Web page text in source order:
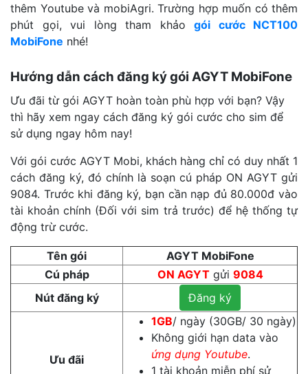
thêm Youtube và mobiAgri. Trường hợp muốn có thêm
phút gọi, vui lòng tham khảo gói cước NCT100
MobiFone nhé!
Hướng dẫn cách đăng ký gói AGYT MobiFone
Ưu đãi từ gói AGYT hoàn toàn phù hợp với bạn? Vậy
thì hãy xem ngay cách đăng ký gói cước cho sim để
sử dụng ngay hôm nay!
Với gói cước AGYT Mobi, khách hàng chỉ có duy nhất 1
cách đăng ký, đó chính là soạn cú pháp ON AGYT gửi
9084. Trước khi đăng ký, bạn cần nạp đủ 80.000đ vào
tài khoản chính (Đối với sim trả trước) để hệ thống tự
động trừ cước.
Tên gói
AGYT MobiFone
Cú pháp
ON AGYTgửi 9084
Nút đăng ký
Đăng ký
Ưu đãi
1GB/ ngày (30GB/ 30 ngày)
Không giới hạn data vào
ứng dụng Youtube.
1 tài khoản miễn phí sử